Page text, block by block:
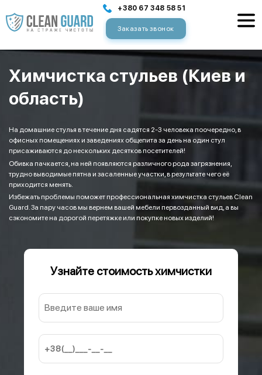
+380 67 348 58 51
Заказать звонок
Химчистка стульев (Киев и
область)
На домашние стулья в течение дня садятся 2-3 человека поочередно, в
офисных помещениях и заведениях общепита за день на один стул
присаживаются до нескольких десятков посетителей!
Обивка пачкается, на ней появляются различного рода загрязнения,
трудно выводимые пятна и засаленные участки, в результате чего её
приходится менять.
Избежать проблемы поможет профессиональная химчистка стульев Clean
Guard. За пару часов мы вернем вашей мебели первозданный вид, а вы
сэкономите на дорогой перетяжке или покупке новых изделий!
Узнайте стоимость химчистки